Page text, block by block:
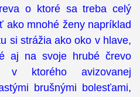
o ktoré sa treba celý
ako mnohé ženy napríklad
si strážia ako oko v hlave,
aj na svoje hrubé črevo
ktorého avizovanej
brušnými bolesťami,